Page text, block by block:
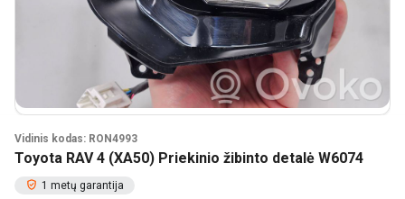
Vidinis kodas: RON4993
Toyota RAV 4 (XA50) Priekinio žibinto detalė W6074
1 metų garantija